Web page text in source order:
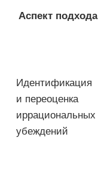
Аспект подхода
Идентификация
и переоценка
иррациональных
убеждений